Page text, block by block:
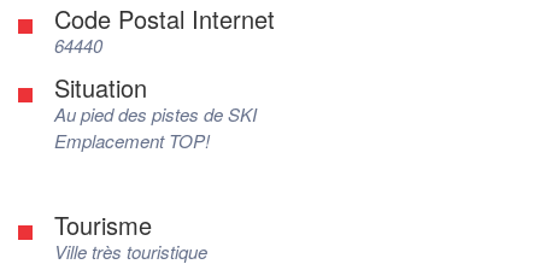
Code Postal Internet
64440
Situation
Au pied des pistes de SKI
Emplacement TOP!
Tourisme
Ville très touristique